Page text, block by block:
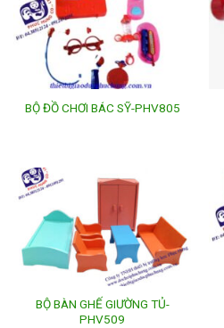
BỘ ĐỒ CHƠI BÁC SỸ-PHV805
BỘ BÀN GHẾ GIƯỜNG TỦ-
PHV509